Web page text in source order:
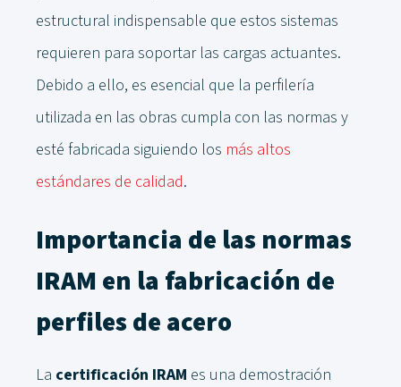
estructural indispensable que estos sistemas
requieren para soportar las cargas actuantes.
Debido a ello, es esencial que la perfilería
utilizada en las obras cumpla con las normas y
esté fabricada siguiendo los más altos
estándares de calidad.
Importancia de las normas
IRAM en la fabricación de
perfiles de acero
La certificación IRAM es una demostración